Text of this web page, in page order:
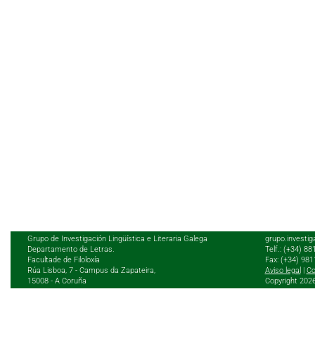
Grupo de Investigación Lingüística e Literaria Galega
Departamento de Letras.
Facultade de Filoloxía
Rúa Lisboa, 7 - Campus da Zapateira,
15008 - A Coruña
Telf.: (+34)
Fax: (+34)
Aviso legal |
Copyright